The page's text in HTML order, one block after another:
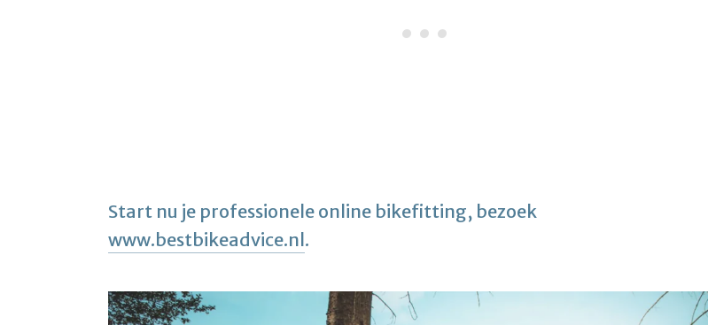
Start nu je professionele online bikefitting, bezoek
www.bestbikeadvice.nl.